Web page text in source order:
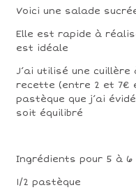
Voici une salade
Elle est rapide à
est idéale
J’ai utilisé une
recette (entre 2 et 7€
pastèque que j’ai
soit équilibré
Ingrédients pour 5 à 6
1/2 pastèque